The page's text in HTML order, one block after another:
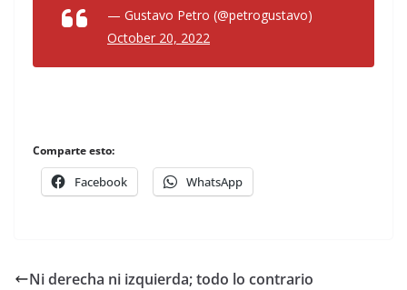
— Gustavo Petro (@petrogustavo)
October 20, 2022
Comparte esto:
Facebook WhatsApp
Ni derecha ni izquierda; todo lo contrario